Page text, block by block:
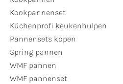
Kookpannenset
Küchenprofi keukenhulpen
Pannensets kopen
Spring pannen
WMF pannen
WMF pannenset